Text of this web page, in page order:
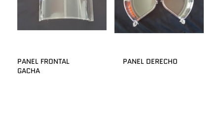
PANEL FRONTAL
GACHA
PANEL DERECHO